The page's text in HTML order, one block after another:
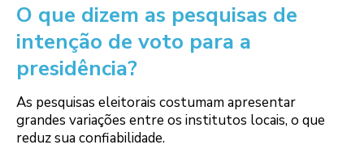
O que dizem as pesquisas de
intenção de voto para a
presidência?
As pesquisas eleitorais costumam apresentar
grandes variações entre os institutos locais, o que
reduz sua confiabilidade.